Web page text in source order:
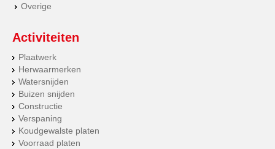
Overige
Activiteiten
Plaatwerk
Herwaarmerken
Watersnijden
Buizen snijden
Constructie
Verspaning
Koudgewalste platen
Voorraad platen